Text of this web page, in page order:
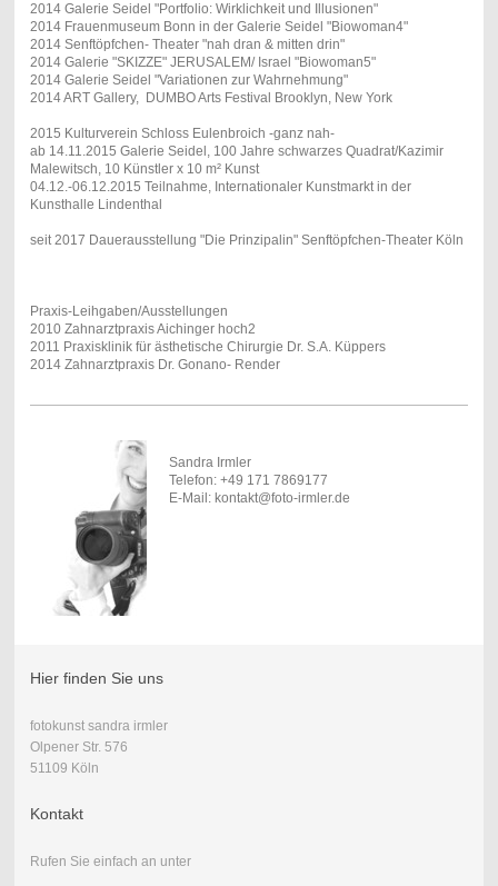
2014 Galerie Seidel "Portfolio: Wirklichkeit und Illusionen"
2014 Frauenmuseum Bonn in der Galerie Seidel "Biowoman4"
2014 Senftöpfchen- Theater "nah dran & mitten drin"
2014 Galerie "SKIZZE" JERUSALEM/ Israel "Biowoman5"
2014 Galerie Seidel "Variationen zur Wahrnehmung"
2014 ART Gallery, DUMBO Arts Festival Brooklyn, New York
2015 Kulturverein Schloss Eulenbroich -ganz nah-
ab 14.11.2015 Galerie Seidel, 100 Jahre schwarzes Quadrat/Kazimir
Malewitsch, 10 Künstler x 10 m² Kunst
04.12.-06.12.2015 Teilnahme, Internationaler Kunstmarkt in der
Kunsthalle Lindenthal
seit 2017 Dauerausstellung "Die Prinzipalin" Senftöpfchen-Theater Köln
Praxis-Leihgaben/Ausstellungen
2010 Zahnarztpraxis Aichinger hoch2
2011 Praxisklinik für ästhetische Chirurgie Dr. S.A. Küppers
2014 Zahnarztpraxis Dr. Gonano- Render
Sandra Irmler
Telefon: +49 171 7869177
E-Mail: kontakt@foto-irmler.de
Hier finden Sie uns
fotokunst sandra irmler
Olpener Str. 576
51109 Köln
Kontakt
Rufen Sie einfach an unter